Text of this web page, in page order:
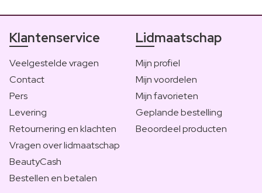
Klantenservice
Veelgestelde vragen
Contact
Pers
Levering
Retournering en klachten
Vragen over lidmaatschap
BeautyCash
Bestellen en betalen
Lidmaatschap
Mijn profiel
Mijn voordelen
Mijn favorieten
Geplande bestelling
Beoordeel producten